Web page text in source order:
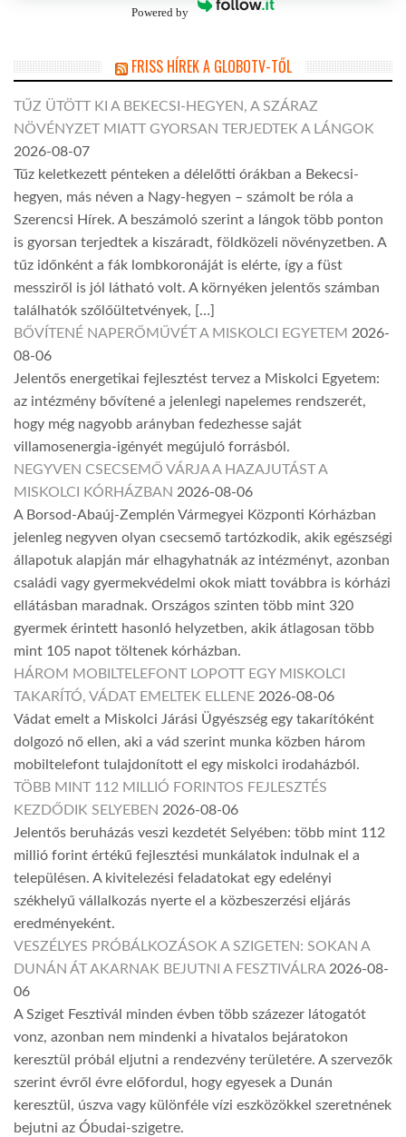
Powered by
FRISS HÍREK A GLOBOTV-TŐL
TŰZ ÜTÖTT KI A BEKECSI-HEGYEN, A SZÁRAZ
NÖVÉNYZET MIATT GYORSAN TERJEDTEK A LÁNGOK
2026-08-07
Tűz keletkezett pénteken a délelőtti órákban a Bekecsi-
hegyen, más néven a Nagy-hegyen – számolt be róla a
Szerencsi Hírek. A beszámoló szerint a lángok több ponton
is gyorsan terjedtek a kiszáradt, földközeli növényzetben. A
tűz időnként a fák lombkoronáját is elérte, így a füst
messziről is jól látható volt. A környéken jelentős számban
találhatók szőlőültetvények, […]
BŐVÍTENÉ NAPERŐMŰVÉT A MISKOLCI EGYETEM 2026-
08-06
Jelentős energetikai fejlesztést tervez a Miskolci Egyetem:
az intézmény bővítené a jelenlegi napelemes rendszerét,
hogy még nagyobb arányban fedezhesse saját
villamosenergia-igényét megújuló forrásból.
NEGYVEN CSECSEMŐ VÁRJA A HAZAJUTÁST A
MISKOLCI KÓRHÁZBAN 2026-08-06
A Borsod-Abaúj-Zemplén Vármegyei Központi Kórházban
jelenleg negyven olyan csecsemő tartózkodik, akik egészségi
állapotuk alapján már elhagyhatnák az intézményt, azonban
családi vagy gyermekvédelmi okok miatt továbbra is kórházi
ellátásban maradnak. Országos szinten több mint 320
gyermek érintett hasonló helyzetben, akik átlagosan több
mint 105 napot töltenek kórházban.
HÁROM MOBILTELEFONT LOPOTT EGY MISKOLCI
TAKARÍTÓ, VÁDAT EMELTEK ELLENE 2026-08-06
Vádat emelt a Miskolci Járási Ügyészség egy takarítóként
dolgozó nő ellen, aki a vád szerint munka közben három
mobiltelefont tulajdonított el egy miskolci irodaházból.
TÖBB MINT 112 MILLIÓ FORINTOS FEJLESZTÉS
KEZDŐDIK SELYEBEN 2026-08-06
Jelentős beruházás veszi kezdetét Selyében: több mint 112
millió forint értékű fejlesztési munkálatok indulnak el a
településen. A kivitelezési feladatokat egy edelényi
székhelyű vállalkozás nyerte el a közbeszerzési eljárás
eredményeként.
VESZÉLYES PRÓBÁLKOZÁSOK A SZIGETEN: SOKAN A
DUNÁN ÁT AKARNAK BEJUTNI A FESZTIVÁLRA 2026-08-
06
A Sziget Fesztivál minden évben több százezer látogatót
vonz, azonban nem mindenki a hivatalos bejáratokon
keresztül próbál eljutni a rendezvény területére. A szervezők
szerint évről évre előfordul, hogy egyesek a Dunán
keresztül, úszva vagy különféle vízi eszközökkel szeretnének
bejutni az Óbudai-szigetre.